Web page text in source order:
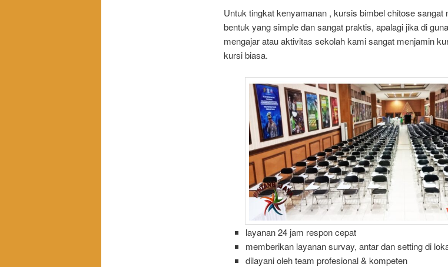
Untuk tingkat kenyamanan , kursis bimbel chitose sangat
bentuk yang simple dan sangat praktis, apalagi jika di
mengajar atau aktivitas sekolah kami sangat menjamin
kursi biasa.
layanan 24 jam respon cepat
memberikan layanan survay, antar dan setting di
dilayani oleh team profesional & kompeten